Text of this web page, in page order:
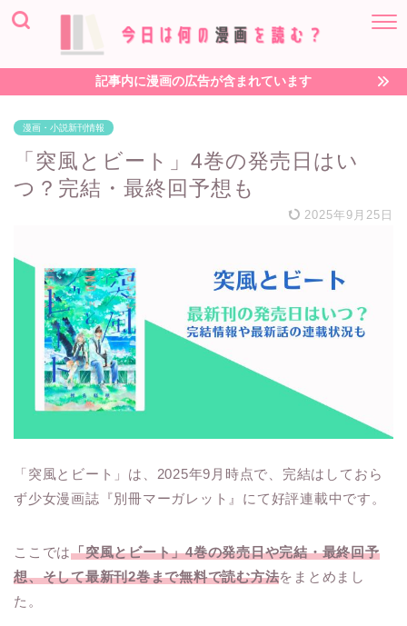
記事内に漫画の広告が含まれています
漫画・小説新刊情報
「突風とビート」4巻の発売日はい
つ？完結・最終回予想も
2025年9月25日
「突風とビート」は、2025年9月時点で、完結はしておら
ず少女漫画誌『別冊マーガレット』にて好評連載中です。
ここでは「突風とビート」4巻の発売日や完結・最終回予
想、そして最新刊2巻まで無料で読む方法をまとめまし
た。